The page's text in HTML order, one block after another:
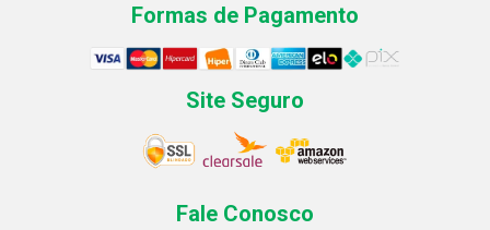
Formas de Pagamento
Site Seguro
Fale Conosco